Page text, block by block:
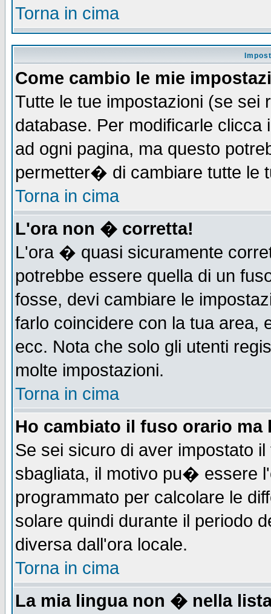
Torna in cima
Come cambio le mie
Tutte le tue impostazioni (se sei
database. Per modificarle clicca
ad ogni pagina, ma questo
permetter� di cambiare tutte le
Torna in cima
L'ora non � corretta!
L'ora � quasi sicuramente
potrebbe essere quella di un
fosse, devi cambiare le
farlo coincidere con la tua area,
ecc. Nota che solo gli utenti
molte impostazioni.
Torna in cima
Ho cambiato il fuso orario
Se sei sicuro di aver impostato
sbagliata, il motivo pu� essere
programmato per calcolare le
solare quindi durante il periodo
diversa dall'ora locale.
Torna in cima
La mia lingua non � nella